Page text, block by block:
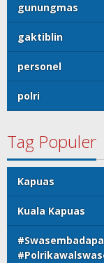
gunungmas
gaktiblin
personel
polri
Tag Populer
Kapuas
Kuala Kapuas